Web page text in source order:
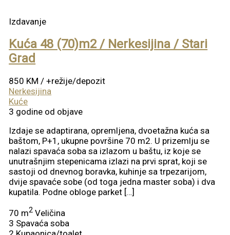
Izdavanje
Kuća 48 (70)m2 / Nerkesijina / Stari
Grad
850 KM / +režije/depozit
Nerkesijina
Kuće
3 godine od objave
Izdaje se adaptirana, opremljena, dvoetažna kuća sa
baštom, P+1, ukupne površine 70 m2. U prizemlju se
nalazi spavaća soba sa izlazom u baštu, iz koje se
unutrašnjim stepenicama izlazi na prvi sprat, koji se
sastoji od dnevnog boravka, kuhinje sa trpezarijom,
dvije spavaće sobe (od toga jedna master soba) i dva
kupatila. Podne obloge parket […]
70 m2 Veličina
3 Spavaća soba